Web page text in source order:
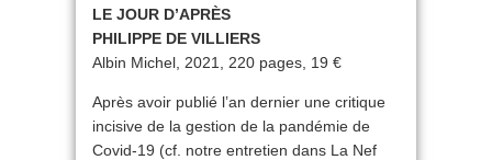
LE JOUR D’APRÈS
PHILIPPE DE VILLIERS
Albin Michel, 2021, 220 pages, 19 €
Après avoir publié l’an dernier une critique
incisive de la gestion de la pandémie de
Covid-19 (cf. notre entretien dans La Nef